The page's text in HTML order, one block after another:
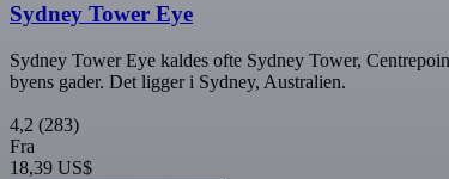
Sydney Tower Eye
Sydney Tower Eye kaldes ofte Sydney Tower,
byens gader. Det ligger i Sydney, Australien.
4,2 (283)
Fra
18,39 US$